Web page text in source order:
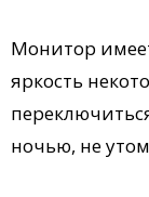
Монитор
яркость
ночью, не